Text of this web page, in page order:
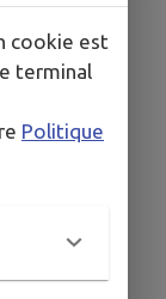
cookie est
terminal
Politique